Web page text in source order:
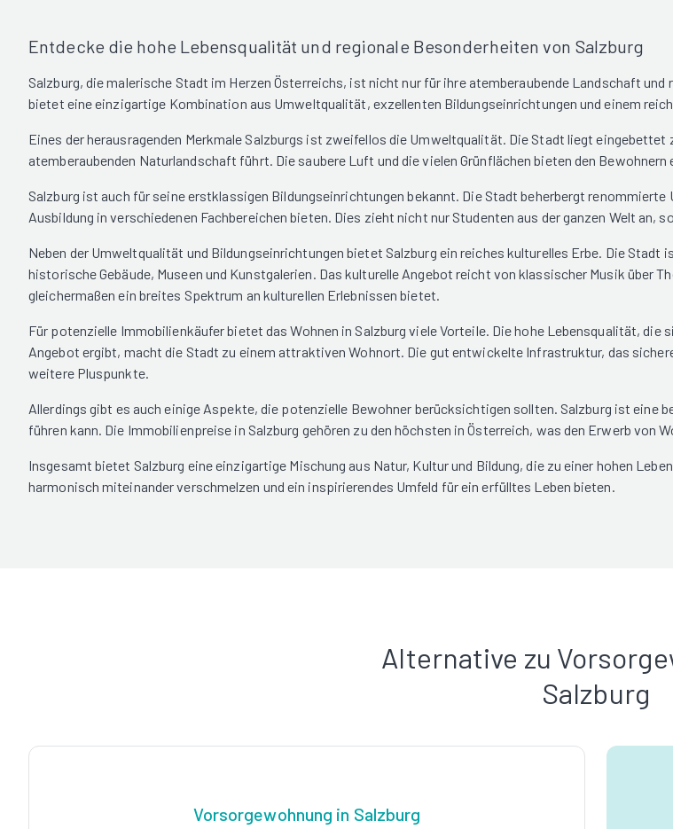
Entdecke die hohe Lebensqualität und regionale Besonderheiten von Salzburg
Salzburg, die malerische Stadt im Herzen Österreichs, ist nicht nur für ihre atemberaubende Landschaft
bietet eine einzigartige Kombination aus Umweltqualität, exzellenten Bildungseinrichtungen und einem
Eines der herausragenden Merkmale Salzburgs ist zweifellos die Umweltqualität. Die Stadt liegt
atemberaubenden Naturlandschaft führt. Die saubere Luft und die vielen Grünflächen bieten den
Salzburg ist auch für seine erstklassigen Bildungseinrichtungen bekannt. Die Stadt beherbergt
Ausbildung in verschiedenen Fachbereichen bieten. Dies zieht nicht nur Studenten aus der ganzen Welt
Neben der Umweltqualität und Bildungseinrichtungen bietet Salzburg ein reiches kulturelles Erbe. Die
historische Gebäude, Museen und Kunstgalerien. Das kulturelle Angebot reicht von klassischer Musik über
gleichermaßen ein breites Spektrum an kulturellen Erlebnissen bietet.
Für potenzielle Immobilienkäufer bietet das Wohnen in Salzburg viele Vorteile. Die hohe Lebensqualität,
Angebot ergibt, macht die Stadt zu einem attraktiven Wohnort. Die gut entwickelte Infrastruktur, das
weitere Pluspunkte.
Allerdings gibt es auch einige Aspekte, die potenzielle Bewohner berücksichtigen sollten. Salzburg ist
führen kann. Die Immobilienpreise in Salzburg gehören zu den höchsten in Österreich, was den Erwerb von
Insgesamt bietet Salzburg eine einzigartige Mischung aus Natur, Kultur und Bildung, die zu einer hohen
harmonisch miteinander verschmelzen und ein inspirierendes Umfeld für ein erfülltes Leben bieten.
Alternative zu
Salzburg
Vorsorgewohnung in Salzburg